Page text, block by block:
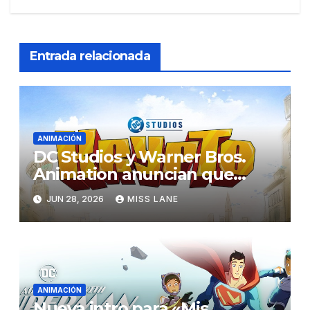
Entrada relacionada
ANIMACIÓN
DC Studios y Warner Bros.
Animation anuncian que
están desarrollando una
nueva serie sobre Krypto
JUN 28, 2026 MISS LANE
ANIMACIÓN